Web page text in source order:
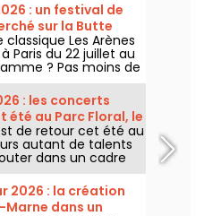
: un festival de
sur la Butte
Les Arènes
Paris du 22 juillet au
? Pas moins de
sein des Arènes de
pour écouter
: les concerts
au Parc Floral, le
de retour cet été au
autant de talents
dans un cadre
des concerts
24 juin au 6
2026 : la création
dans un